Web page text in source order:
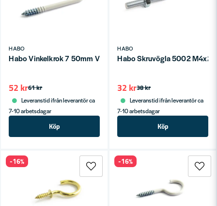
HABO
Habo Vinkelkrok 7 50mm Vit SB
61 kr
52 kr
Leveranstid ifrån leverantör ca
7-10 arbetsdagar
Köp
HABO
Habo Skruvögla 5002
38 kr
32 kr
Leveranstid ifrån leverantör ca
7-10 arbetsdagar
Köp
-16% -16%